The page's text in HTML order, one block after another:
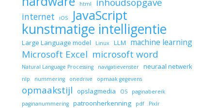
html
internet iOS JavaScript
kunstmatige intelligentie
Large Language model Linux LLM machine learning
Microsoft Excel microsoft word
Natural Language Processing navigatievenster neuraal netwerk
nlp nummering onedrive opmaak gegevens
opmaakstijl opslagmedia OS
paginabereik
paginanummering
patroonherkenning pdf Pixlr